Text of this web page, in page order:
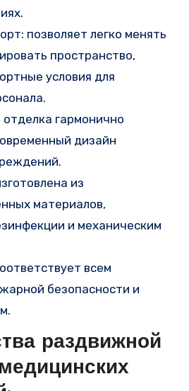
позволяет легко менять
пространство,
условия для
гармонично
дизайн
из
материалов,
и механическим
всем
безопасности и
раздвижной